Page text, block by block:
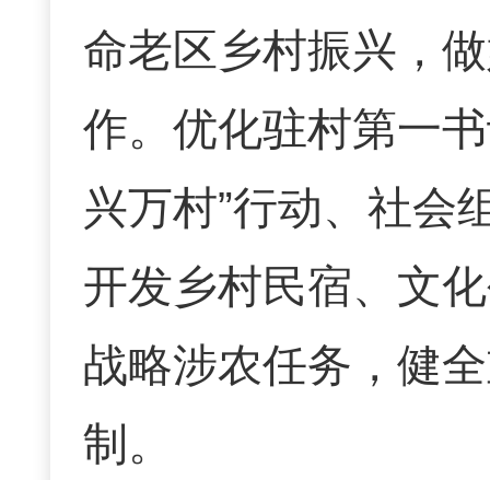
命老区乡村振兴，
作。优化驻村第一
兴万村”行动、社会
开发乡村民宿、文
战略涉农任务，健
制。